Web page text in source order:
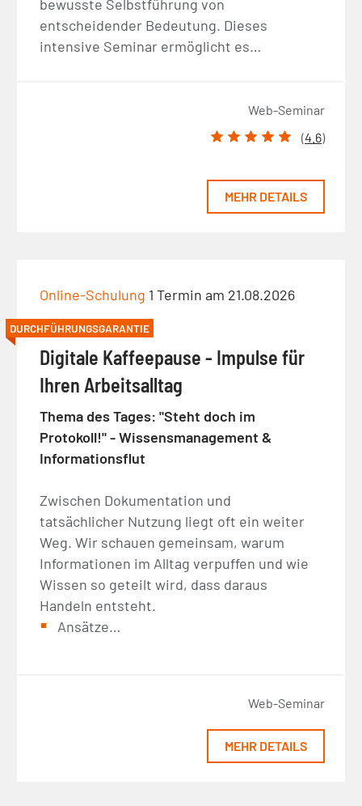
bewusste Selbstführung von
entscheidender Bedeutung. Dieses
intensive Seminar ermöglicht es…
Web-Seminar
(4.6)
MEHR DETAILS
Online-Schulung 1 Termin am 21.08.2026
DURCHFÜHRUNGSGARANTIE
Digitale Kaffeepause - Impulse für
Ihren Arbeitsalltag
Thema des Tages: "Steht doch im
Protokoll!" - Wissensmanagement &
Informationsflut
Zwischen Dokumentation und
tatsächlicher Nutzung liegt oft ein weiter
Weg. Wir schauen gemeinsam, warum
Informationen im Alltag verpuffen und wie
Wissen so geteilt wird, dass daraus
Handeln entsteht.
Ansätze…
Web-Seminar
MEHR DETAILS